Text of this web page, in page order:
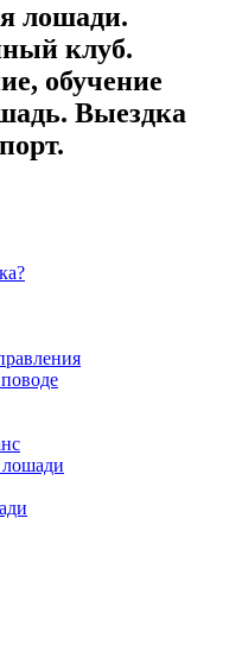
лошади.
клуб.
обучение
Выездка
лошади